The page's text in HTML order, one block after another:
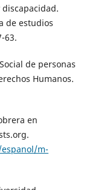
discapacidad.
de estudios
63.
de personas
Humanos.
en
m-